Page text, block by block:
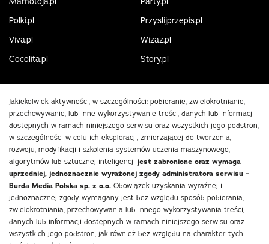
Polki.pl
Przyslijprzepis.pl
Viva.pl
Wizaz.pl
Cocolita.pl
Story.pl
Jakiekolwiek aktywności, w szczególności: pobieranie, zwielokrotnianie,
przechowywanie, lub inne wykorzystywanie treści, danych lub informacji
dostępnych w ramach niniejszego serwisu oraz wszystkich jego podstron,
w szczególności w celu ich eksploracji, zmierzającej do tworzenia,
rozwoju, modyfikacji i szkolenia systemów uczenia maszynowego,
algorytmów lub sztucznej inteligencji jest zabronione oraz wymaga
uprzedniej, jednoznacznie wyrażonej zgody administratora serwisu –
Burda Media Polska sp. z o.o. Obowiązek uzyskania wyraźnej i
jednoznacznej zgody wymagany jest bez względu sposób pobierania,
zwielokrotniania, przechowywania lub innego wykorzystywania treści,
danych lub informacji dostępnych w ramach niniejszego serwisu oraz
wszystkich jego podstron, jak również bez względu na charakter tych